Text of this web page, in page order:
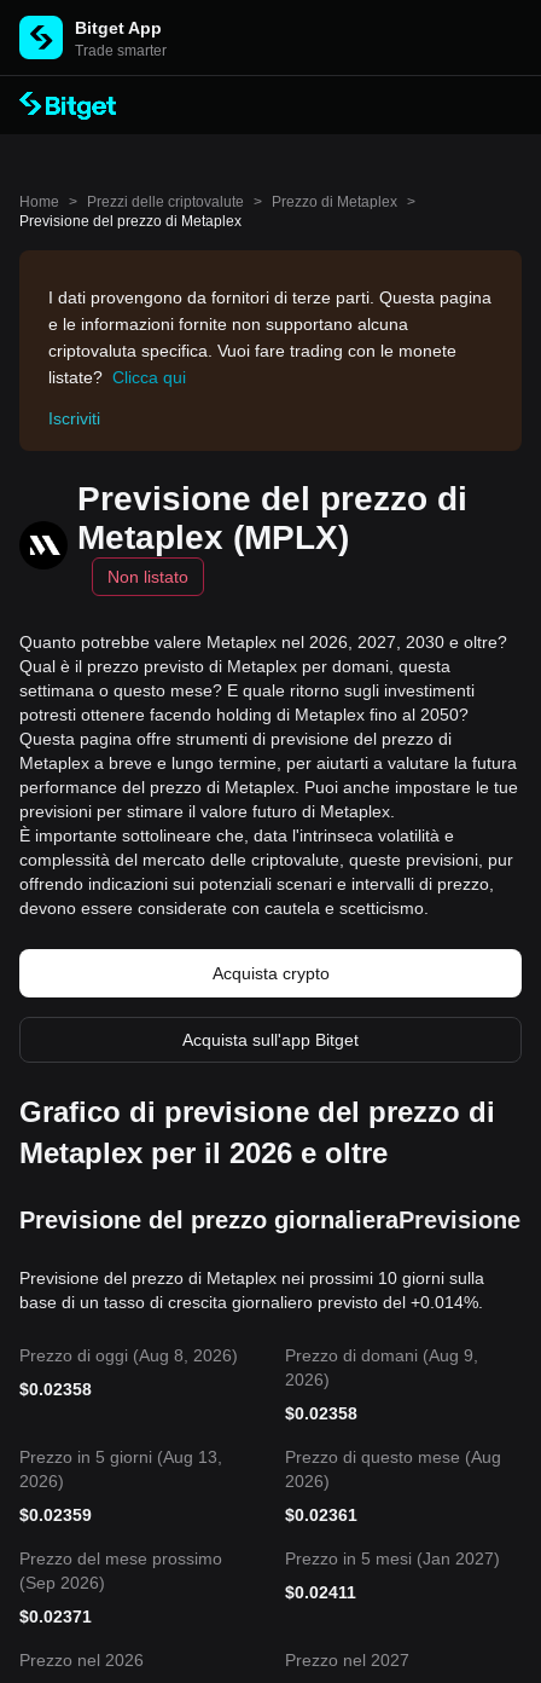
Bitget App
Trade smarter
Home > Prezzi delle criptovalute > Prezzo di Metaplex >
Previsione del prezzo di Metaplex
I dati provengono da fornitori di terze parti. Questa pagina
e le informazioni fornite non supportano alcuna
criptovaluta specifica. Vuoi fare trading con le monete
listate? Clicca qui
Iscriviti
Previsione del prezzo di
Metaplex (MPLX)
Non listato
Quanto potrebbe valere Metaplex nel 2026, 2027, 2030 e oltre?
Qual è il prezzo previsto di Metaplex per domani, questa
settimana o questo mese? E quale ritorno sugli investimenti
potresti ottenere facendo holding di Metaplex fino al 2050?
Questa pagina offre strumenti di previsione del prezzo di
Metaplex a breve e lungo termine, per aiutarti a valutare la futura
performance del prezzo di Metaplex. Puoi anche impostare le tue
previsioni per stimare il valore futuro di Metaplex.
È importante sottolineare che, data l'intrinseca volatilità e
complessità del mercato delle criptovalute, queste previsioni, pur
offrendo indicazioni sui potenziali scenari e intervalli di prezzo,
devono essere considerate con cautela e scetticismo.
Acquista crypto
Acquista sull'app Bitget
Grafico di previsione del prezzo di
Metaplex per il 2026 e oltre
Previsione del prezzo giornalieraPrevisione
Previsione del prezzo di Metaplex nei prossimi 10 giorni sulla
base di un tasso di crescita giornaliero previsto del +0.014%.
Prezzo di oggi (Aug 8, 2026)
$0.02358
Prezzo di domani (Aug 9,
2026)
$0.02358
Prezzo in 5 giorni (Aug 13,
2026)
$0.02359
Prezzo di questo mese (Aug
2026)
$0.02361
Prezzo del mese prossimo
(Sep 2026)
$0.02371
Prezzo in 5 mesi (Jan 2027)
$0.02411
Prezzo nel 2026
Prezzo nel 2027